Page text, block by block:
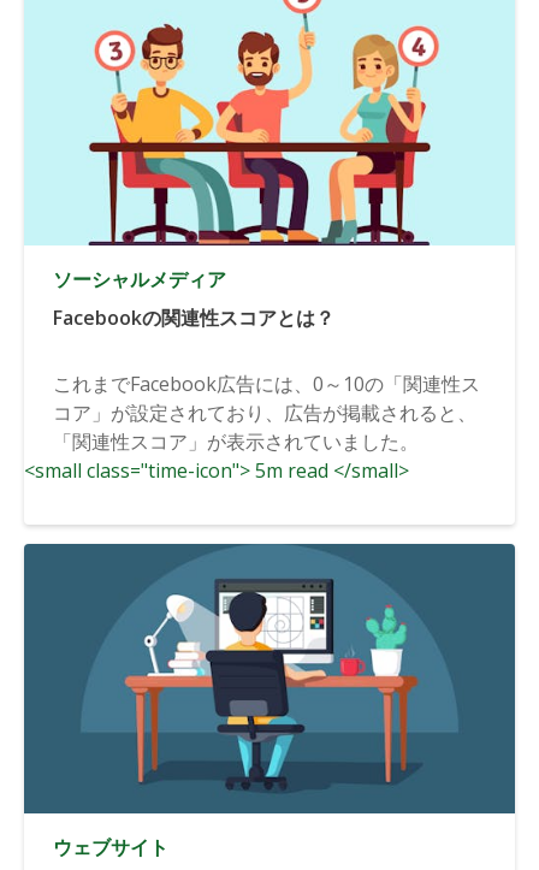
ソーシャルメディア
Facebookの関連性スコアとは？
これまでFacebook広告には、0～10の「関連性ス
コア」が設定されており、広告が掲載されると、
「関連性スコア」が表示されていました。
<small class="time-icon"> 5m read </small>
ウェブサイト